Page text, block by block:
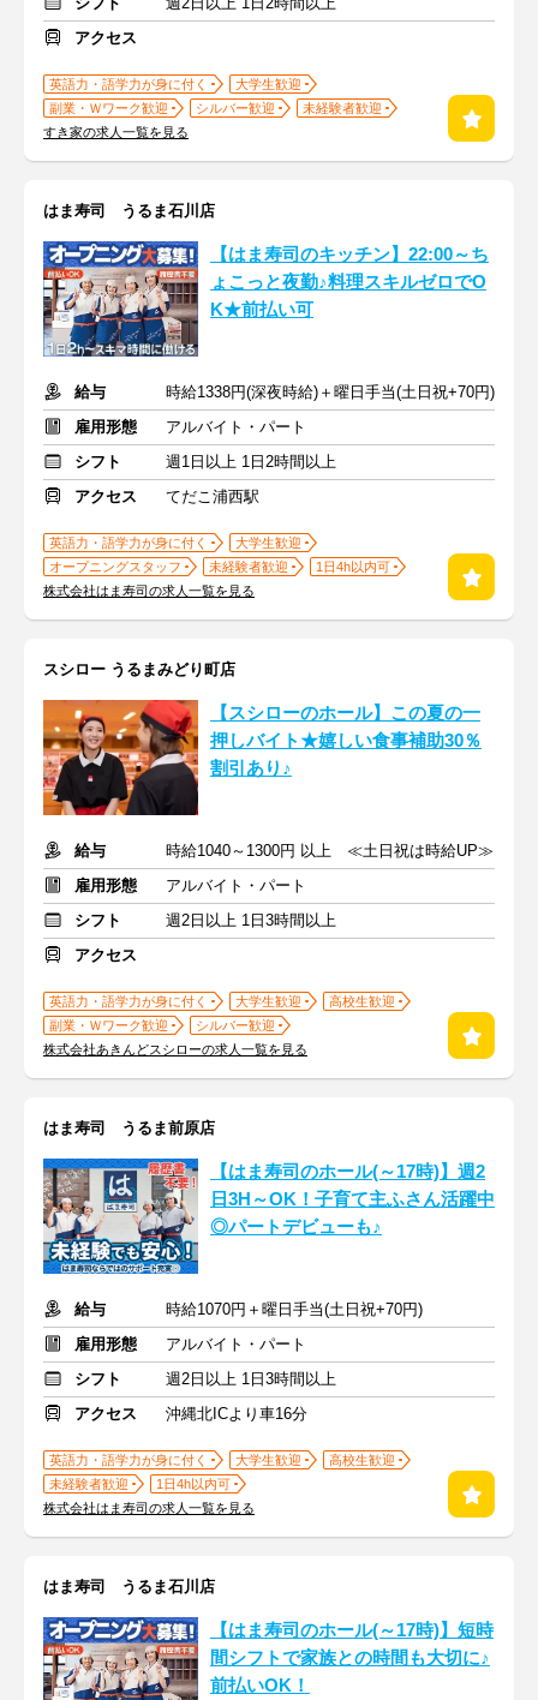
アクセス
英語力・語学力が身に付く
大学生歓迎
副業・Ｗワーク歓迎
シルバー歓迎
未経験者歓迎
すき家の求人一覧を見る
はま寿司 うるま石川店
【はま寿司のキッチン】22:00～ち
ょこっと夜勤♪料理スキルゼロでO
K★前払い可
給与
時給1338円(深夜時給)＋曜日手当(土日祝+70円)
雇用形態
アルバイト・パート
シフト
週1日以上 1日2時間以上
アクセス
てだこ浦西駅
英語力・語学力が身に付く
大学生歓迎
オープニングスタッフ
未経験者歓迎
1日4h以内可
株式会社はま寿司の求人一覧を見る
スシロー うるまみどり町店
【スシローのホール】この夏の一
押しバイト★嬉しい食事補助30％
割引あり♪
給与
時給1040～1300円 以上 ≪土日祝は時給UP≫
雇用形態
アルバイト・パート
シフト
週2日以上 1日3時間以上
アクセス
英語力・語学力が身に付く 大学生歓迎
高校生歓迎
副業・Ｗワーク歓迎
シルバー歓迎
株式会社あきんどスシローの求人一覧を見る
はま寿司 うるま前原店
【はま寿司のホール(～17時)】週2
日3H～OK！子育て主ふさん活躍中
◎パートデビューも♪
給与
時給1070円＋曜日手当(土日祝+70円)
雇用形態
アルバイト・パート
シフト
週2日以上 1日3時間以上
アクセス
沖縄北ICより車16分
英語力・語学力が身に付く 大学生歓迎
高校生歓迎
未経験者歓迎
1日4h以内可
株式会社はま寿司の求人一覧を見る
はま寿司 うるま石川店
【はま寿司のホール(～17時)】短時
間シフトで家族との時間も大切に♪
前払いOK！